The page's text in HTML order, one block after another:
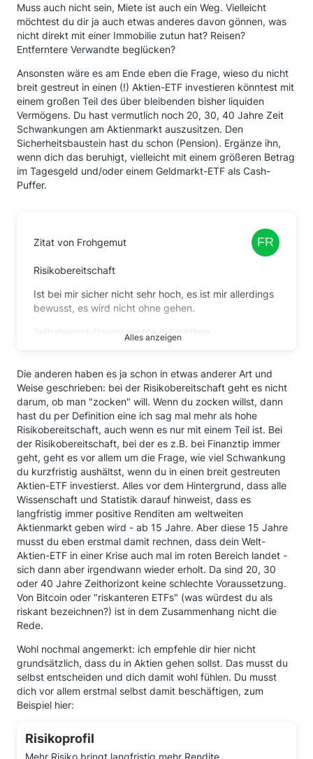
Muss auch nicht sein, Miete ist auch ein Weg. Vielleicht
möchtest du dir ja auch etwas anderes davon gönnen, was
nicht direkt mit einer Immobilie zutun hat? Reisen?
Entferntere Verwandte beglücken?
Ansonsten wäre es am Ende eben die Frage, wieso du nicht
breit gestreut in einen (!) Aktien-ETF investieren könntest mit
einem großen Teil des über bleibenden bisher liquiden
Vermögens. Du hast vermutlich noch 20, 30, 40 Jahre Zeit
Schwankungen am Aktienmarkt auszusitzen. Den
Sicherheitsbaustein hast du schon (Pension). Ergänze ihn,
wenn dich das beruhigt, vielleicht mit einem größeren Betrag
im Tagesgeld und/oder einem Geldmarkt-ETF als Cash-
Puffer.
Zitat von Frohgemut
Risikobereitschaft
Ist bei mir sicher nicht sehr hoch, es ist mir allerdings
bewusst, es wird nicht ohne gehen.
Selbsteinschätzung leichte bis mittlere
2-3% würde ich auch zocken, z.B. Bitcoins
5-10% vielleicht risikoreichere ETFs
Vorsorgewohnung kommt für mich nicht in Frage
Alles anzeigen
Die anderen haben es ja schon in etwas anderer Art und
Weise geschrieben: bei der Risikobereitschaft geht es nicht
darum, ob man "zocken" will. Wenn du zocken willst, dann
hast du per Definition eine ich sag mal mehr als hohe
Risikobereitschaft, auch wenn es nur mit einem Teil ist. Bei
der Risikobereitschaft, bei der es z.B. bei Finanztip immer
geht, geht es vor allem um die Frage, wie viel Schwankung
du kurzfristig aushältst, wenn du in einen breit gestreuten
Aktien-ETF investierst. Alles vor dem Hintergrund, dass alle
Wissenschaft und Statistik darauf hinweist, dass es
langfristig immer positive Renditen am weltweiten
Aktienmarkt geben wird - ab 15 Jahre. Aber diese 15 Jahre
musst du eben erstmal damit rechnen, dass dein Welt-
Aktien-ETF in einer Krise auch mal im roten Bereich landet -
sich dann aber irgendwann wieder erholt. Da sind 20, 30
oder 40 Jahre Zeithorizont keine schlechte Voraussetzung.
Von Bitcoin oder "riskanteren ETFs" (was würdest du als
riskant bezeichnen?) ist in dem Zusammenhang nicht die
Rede.
Wohl nochmal angemerkt: ich empfehle dir hier nicht
grundsätzlich, dass du in Aktien gehen sollst. Das musst du
selbst entscheiden und dich damit wohl fühlen. Du musst
dich vor allem erstmal selbst damit beschäftigen, zum
Beispiel hier:
Risikoprofil
Mehr Risiko bringt langfristig mehr Rendite